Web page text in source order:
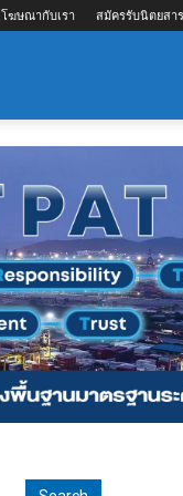
โฆษณากับเรา สมัครรับนิตยสาร